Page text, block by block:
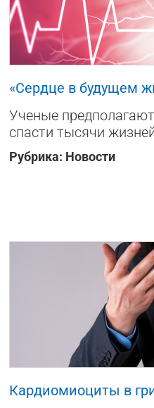
300
«Сердце в будущем
Ученые
спасти тысячи
Рубрика: Новости
0
Кардиомиоциты в